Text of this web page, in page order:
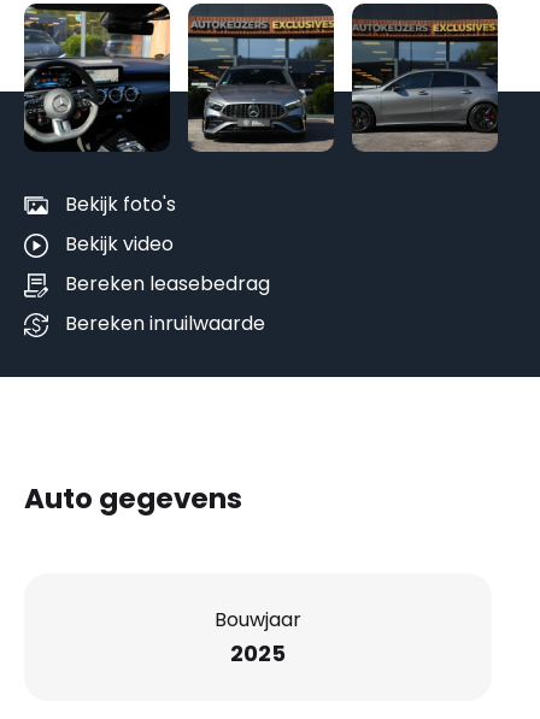
Bekijk foto's
Bekijk video
Bereken leasebedrag
Bereken inruilwaarde
Auto gegevens
Bouwjaar
2025